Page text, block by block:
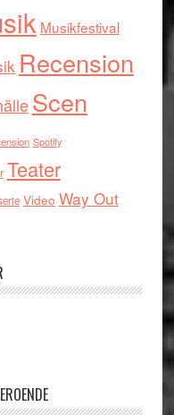
Musikfestival
Recension
Scen
Spotify
Teater
Video Way Out